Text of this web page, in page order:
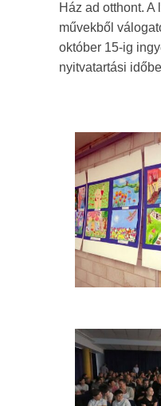
Ház ad otthont.
művekből
október 15-ig
nyitvatartási